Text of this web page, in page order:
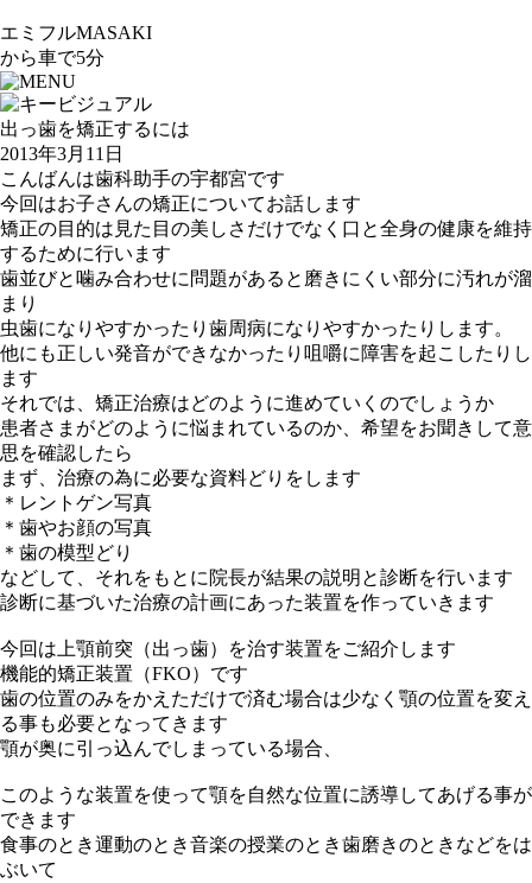
エミフルMASAKI
から車で5分
出っ歯を矯正するには
2013年3月11日
こんばんは歯科助手の宇都宮です
今回はお子さんの矯正についてお話します
矯正の目的は見た目の美しさだけでなく口と全身の健康を維持
するために行います
歯並びと噛み合わせに問題があると磨きにくい部分に汚れが溜
まり
虫歯になりやすかったり歯周病になりやすかったりします。
他にも正しい発音ができなかったり咀嚼に障害を起こしたりし
ます
それでは、矯正治療はどのように進めていくのでしょうか
患者さまがどのように悩まれているのか、希望をお聞きして意
思を確認したら
まず、治療の為に必要な資料どりをします
＊レントゲン写真
＊歯やお顔の写真
＊歯の模型どり
などして、それをもとに院長が結果の説明と診断を行います
診断に基づいた治療の計画にあった装置を作っていきます
今回は上顎前突（出っ歯）を治す装置をご紹介します
機能的矯正装置（FKO）です
歯の位置のみをかえただけで済む場合は少なく顎の位置を変え
る事も必要となってきます
顎が奥に引っ込んでしまっている場合、
このような装置を使って顎を自然な位置に誘導してあげる事が
できます
食事のとき運動のとき音楽の授業のとき歯磨きのときなどをは
ぶいて